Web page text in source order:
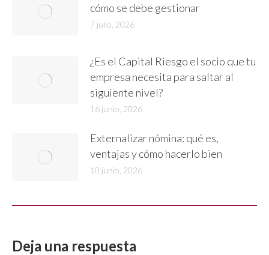
cómo se debe gestionar
7 julio, 2026
¿Es el Capital Riesgo el socio que tu
empresa necesita para saltar al
siguiente nivel?
16 junio, 2026
Externalizar nómina: qué es,
ventajas y cómo hacerlo bien
10 junio, 2026
Deja una respuesta